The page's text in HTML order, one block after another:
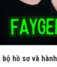
bộ hồ sơ và